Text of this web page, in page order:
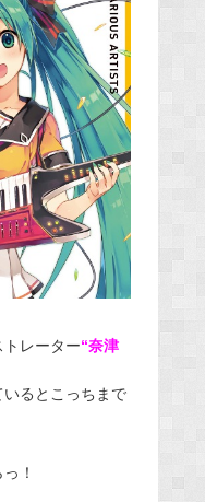
レーター“奈津
るとこっちまで
！